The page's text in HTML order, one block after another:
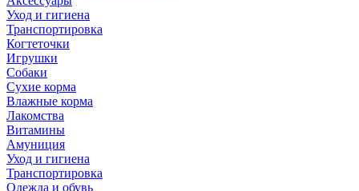
Уход и гигиена
Транспортировка
Когтеточки
Игрушки
Собаки
Сухие корма
Влажные корма
Лакомства
Витамины
Амуниция
Уход и гигиена
Транспортировка
Одежда и обувь